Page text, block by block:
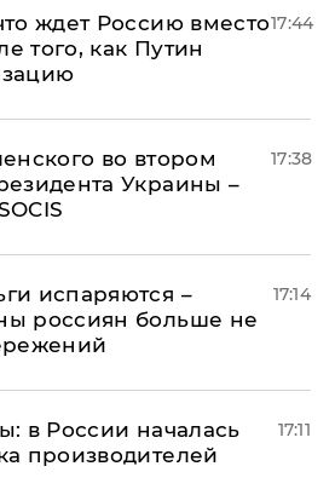
ждет Россию вместо
того, как Путин
17:44
во втором
Украины –
17:38
испаряются –
россиян больше не
17:14
в России началась
производителей
17:11